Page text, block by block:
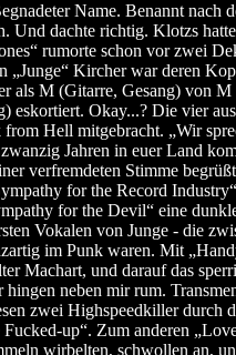
Name. Benannt nach
Und dachte richtig. Klotzs
rumorte schon vor zwei
„Junge“ Kircher war deren
als M (Gitarre, Gesang) von M
eskortiert. Okay...? Die vier aus
Hell mitgebracht. „Wir
Jahren in euer Land
verfremdeten Stimme
for the Record Industry“
for the Devil“ eine
Vokalen von Junge - die
im Punk waren. Mit
Machart, und darauf das
neben mir rum.
zwei Highspeedkiller durch
up“. Zum anderen
wirbelten, schwollen an,